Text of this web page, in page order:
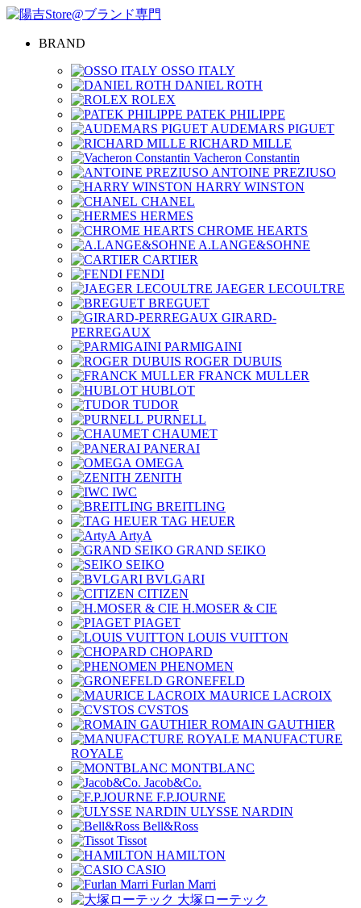
BRAND
OSSO ITALY
DANIEL ROTH
ROLEX
PATEK PHILIPPE
AUDEMARS PIGUET
RICHARD MILLE
Vacheron Constantin
ANTOINE PREZIUSO
HARRY WINSTON
CHANEL
HERMES
CHROME HEARTS
A.LANGE&SOHNE
CARTIER
FENDI
JAEGER LECOULTRE
BREGUET
GIRARD-
PERREGAUX
PARMIGAINI
ROGER DUBUIS
FRANCK MULLER
HUBLOT
TUDOR
PURNELL
CHAUMET
PANERAI
OMEGA
ZENITH
IWC
BREITLING
TAG HEUER
ArtyA
GRAND SEIKO
SEIKO
BVLGARI
CITIZEN
H.MOSER & CIE
PIAGET
LOUIS VUITTON
CHOPARD
PHENOMEN
GRONEFELD
MAURICE LACROIX
CVSTOS
ROMAIN GAUTHIER
MANUFACTURE
ROYALE
MONTBLANC
Jacob&Co.
F.P.JOURNE
ULYSSE NARDIN
Bell&Ross
Tissot
HAMILTON
CASIO
Furlan Marri
大塚ローテック